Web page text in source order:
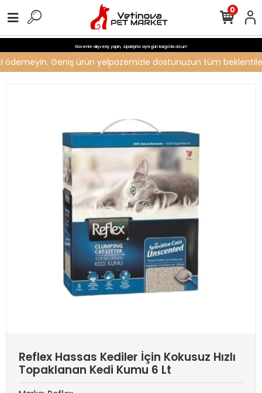
Güvenle alışveriş yapın, siparişiniz aynı gün kargo'da olsun!
Geniş ürün yelpazemizle dostunuzun tüm
0
Reflex Hassas Kediler İçin Kokusuz Hızlı
Topaklanan Kedi Kumu 6 Lt